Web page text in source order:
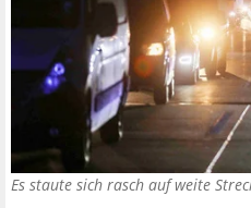
Es staute sich rasch auf weite